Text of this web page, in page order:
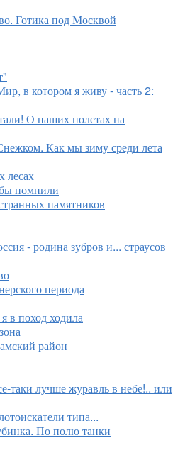
Готика под Москвой
в котором я живу - часть 2:
О наших полетах на
Как мы зиму среди лета
лесах
помнили
памятников
- родина зубров и... страусов
периода
в поход ходила
район
таки лучше журавль в небе!.. или
типа...
По полю танки